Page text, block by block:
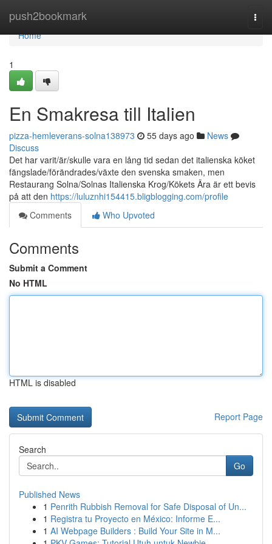
push2bookmark
Home
Home
1
En Smakresa till Italien
pizza-hemleverans-solna138973 55 days ago
News
Discuss
Det har varit/är/skulle vara en lång tid sedan det italienska köket
fängslade/förändrades/växte den svenska smaken, men
Restaurang Solna/Solnas Italienska Krog/Kökets Ära är ett bevis
på att den https://luluznhi154415.bligblogging.com/profile
Comments
Who Upvoted
Comments
Submit a Comment
No HTML
HTML is disabled
Report Page
Search
Go
Published News
1 Penrith Rubbish Removal for Safe Disposal of Un...
1 Registra tu Proyecto en México: Informe E...
1 AI Webpage Builders : Build Your Site in M...